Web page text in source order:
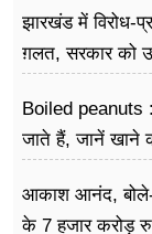
झारखंड में विरोध-
ग़लत, सरकार को
Boiled peanuts
जाते हैं, जानें खाने
आकाश आनंद, बोले-
के 7 हजार करोड़